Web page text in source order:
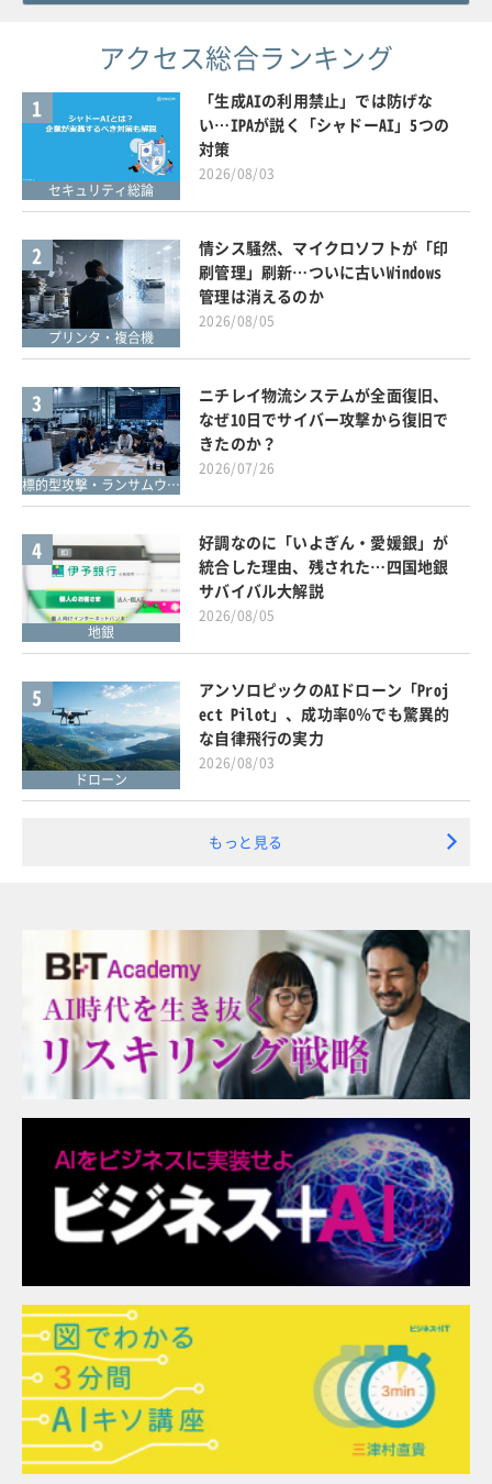
アクセス総合ランキング
1
セキュリティ総論
「生成AIの利用禁止」では防げな
い…IPAが説く「シャドーAI」5つの
対策
2026/08/03
2
プリンタ・複合機
情シス騒然、マイクロソフトが「印
刷管理」刷新…ついに古いWindows
管理は消えるのか
2026/08/05
3
標的型攻撃・ランサムウェア対策
ニチレイ物流システムが全面復旧、
なぜ10日でサイバー攻撃から復旧で
きたのか？
2026/07/26
4
地銀
好調なのに「いよぎん・愛媛銀」が
統合した理由、残された…四国地銀
サバイバル大解説
2026/08/05
5
ドローン
アンソロピックのAIドローン「Proj
ect Pilot」、成功率0％でも驚異的
な自律飛行の実力
2026/08/03
もっと見る